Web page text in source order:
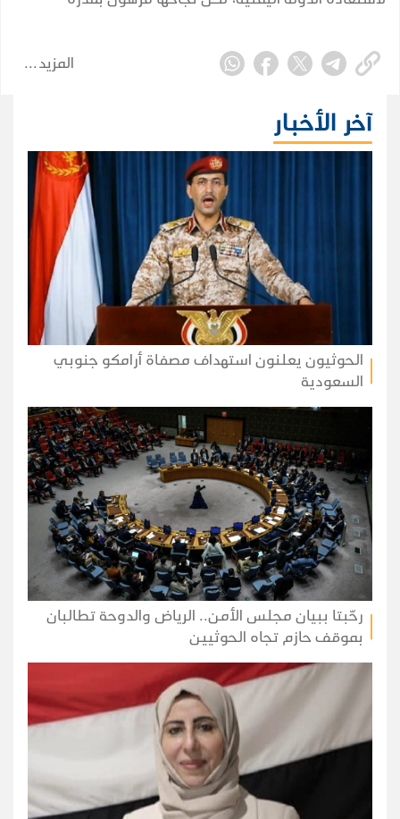
المزيد
آخر الأخبار
الحوثيون يعلنون استهداف مصفاة أرامكو جنوبي
السعودية
رحّبتا ببيان مجلس الأمن.. الرياض والدوحة تطالبان
بموقف حازم تجاه الحوثيين